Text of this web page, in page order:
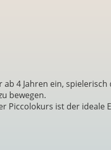
4 Jahren ein,
bewegen.
ist der ideale